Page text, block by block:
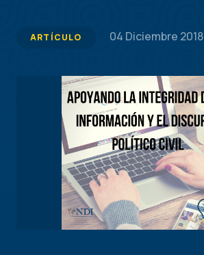
ARTÍCULO 04 Diciembre 2018